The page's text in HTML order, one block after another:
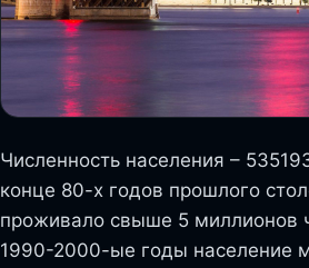
Численность населения –
конце 80-х годов прошлого
проживало свыше 5 миллионов
1990-2000-ые годы население